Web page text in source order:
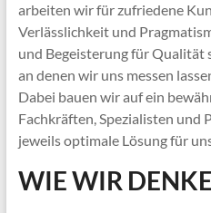
arbeiten wir für zufriedene
Verlässlichkeit und
und Begeisterung für Qualität
an denen wir uns messen
Dabei bauen wir auf ein
Fachkräften, Spezialisten und
jeweils optimale Lösung für
WIE WIR